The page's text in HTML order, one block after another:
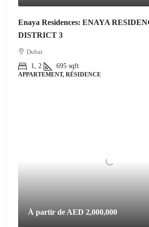
Enaya Residences: ENAYA
DISTRICT 3
Dubai
1, 2
695 sqft
APPARTEMENT, RÉSIDENCE
À partir de AED 2,000,000